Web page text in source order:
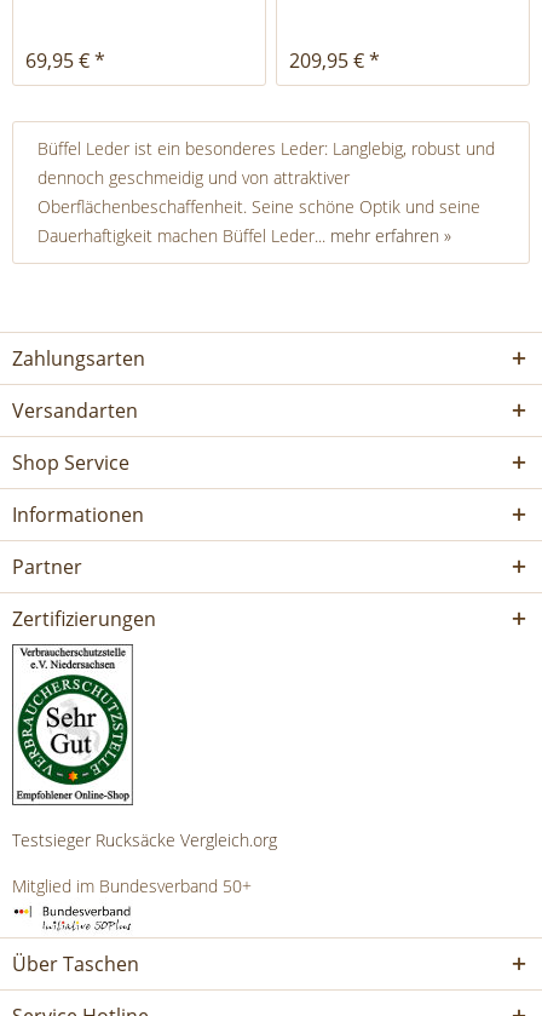
69,95 € * 209,95 € *
Büffel Leder ist ein besonderes Leder: Langlebig, robust und
dennoch geschmeidig und von attraktiver
Oberflächenbeschaffenheit. Seine schöne Optik und seine
Dauerhaftigkeit machen Büffel Leder... mehr erfahren »
Zahlungsarten
Versandarten
Shop Service
Informationen
Partner
Zertifizierungen
Testsieger Rucksäcke Vergleich.org
Mitglied im Bundesverband 50+
Über Taschen